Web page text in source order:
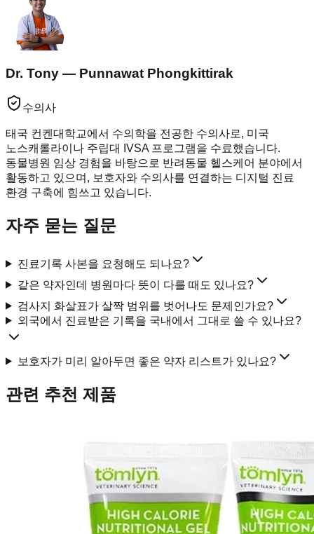
Dr. Tony — Punnawat Phongkittirak
수의사
태국 컨켄대학교에서 수의학을 전공한 수의사로, 미국
노스캐롤라이나 주립대 IVSA 프로그램을 수료했습니다.
동물병원 임상 경험을 바탕으로 반려동물 헬스케어 분야에서
활동하고 있으며, 보호자와 수의사를 연결하는 디지털 진료
환경 구축에 힘쓰고 있습니다.
자주 묻는 질문
진료기록 사본을 요청해도 되나요?
같은 약자인데 병원마다 뜻이 다를 때도 있나요?
검사지 화살표가 살짝 범위를 벗어나도 문제인가요?
외국에서 진료받은 기록을 국내에서 그대로 쓸 수 있나요?
보호자가 미리 알아두면 좋은 약자 리스트가 있나요?
관련 추천 제품